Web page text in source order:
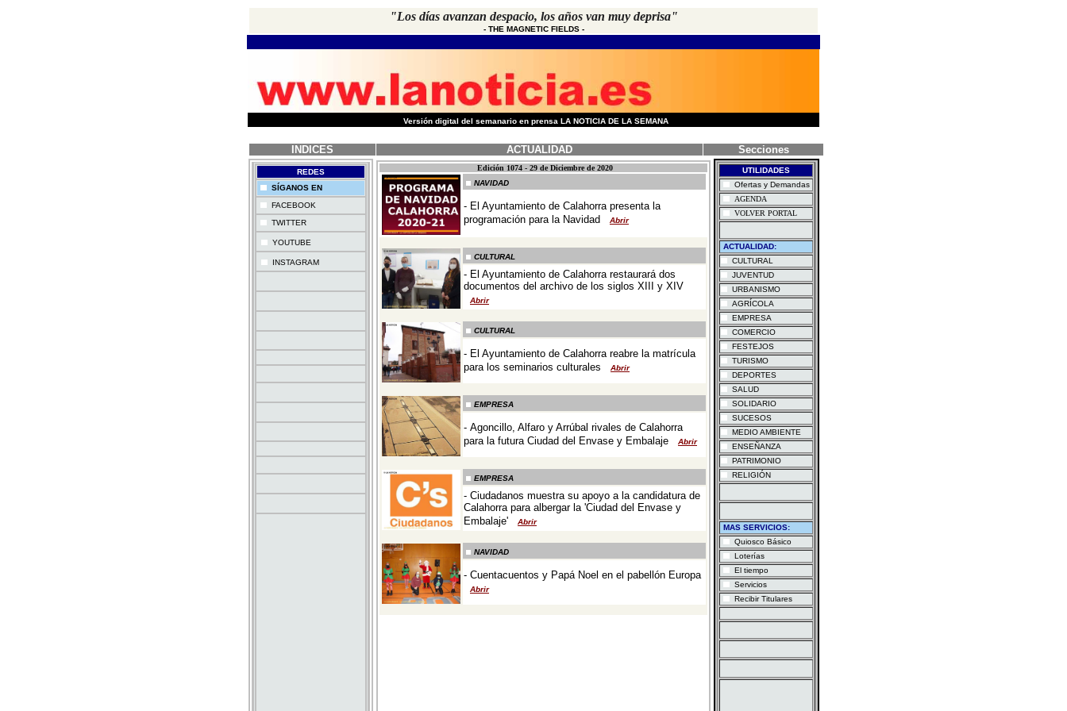
"Los días avanzan despacio, los años van muy deprisa"
- THE MAGNETIC FIELDS-
Versión digital del semanario en prensa LA NOTICIA DE LA SEMANA
INDICES ACTUALIDAD Secciones